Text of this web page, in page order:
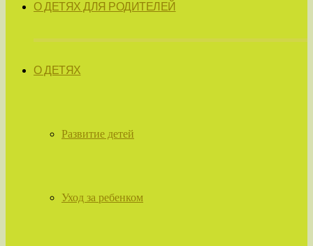
О ДЕТЯХ ДЛЯ РОДИТЕЛЕЙ
О ДЕТЯХ
Развитие детей
Уход за ребенком